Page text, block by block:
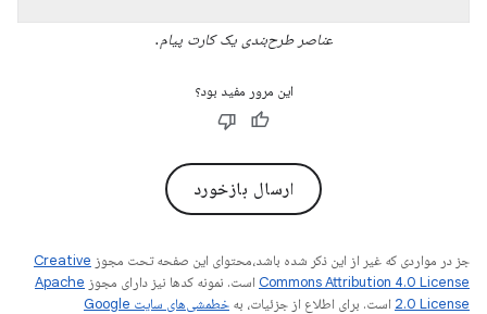
عناصر طرح‌بندی یک کارت پیام.
این مرور مفید بود؟
ارسال بازخورد
جز در مواردی که غیر از این ذکر شده باشد،‌محتوای این صفحه تحت مجوز Creative
Commons Attribution 4.0 License است. نمونه کدها نیز دارای مجوز Apache
2.0 License است. برای اطلاع از جزئیات، به
خطمشی‌های سایت Google